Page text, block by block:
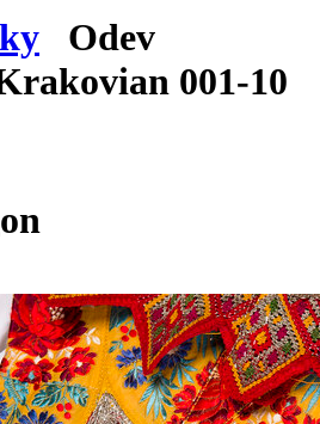
Odev
001-10